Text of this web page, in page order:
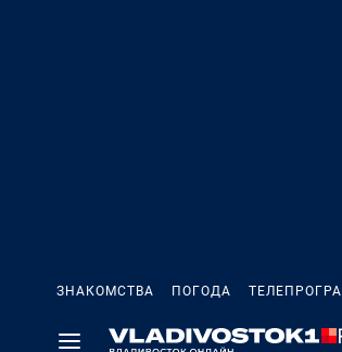
ЗНАКОМСТВА ПОГОДА